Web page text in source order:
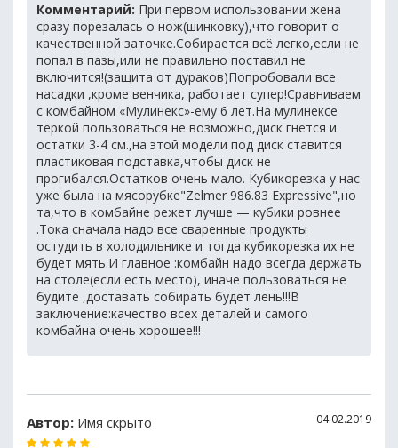
Комментарий: При первом использовании жена
сразу порезалась о нож(шинковку),что говорит о
качественной заточке.Собирается всё легко,если не
попал в пазы,или не правильно поставил не
включится!(защита от дураков)Попробовали все
насадки ,кроме венчика, работает супер!Сравниваем
с комбайном «Мулинекс»-ему 6 лет.На мулинексе
тёркой пользоваться не возможно,диск гнётся и
остатки 3-4 см.,на этой модели под диск ставится
пластиковая подставка,чтобы диск не
прогибался.Остатков очень мало. Кубикорезка у нас
уже была на мясорубке"Zelmer 986.83 Expressive",но
та,что в комбайне режет лучше — кубики ровнее
.Тока сначала надо все сваренные продукты
остудить в холодильнике и тогда кубикорезка их не
будет мять.И главное :комбайн надо всегда держать
на столе(если есть место), иначе пользоваться не
будите ,доставать собирать будет лень!!!В
заключение:качество всех деталей и самого
комбайна очень хорошее!!!
Автор: Имя скрыто 04.02.2019